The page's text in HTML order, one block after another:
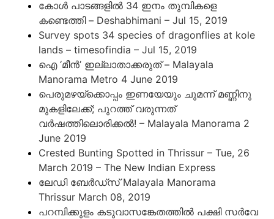
കോൾ പാടങ്ങളിൽ 34 ഇനം തുമ്പികളെ
കണ്ടെത്തി – Deshabhimani – Jul 15, 2019
Survey spots 34 species of dragonflies at kole
lands – timesofindia – Jul 15, 2019
ഐ ‘മീൻ’ ഇല്ലാതാക്കരുത് – Malayala
Manorama Metro 4 June 2019
പെരുമഴയ്ക്കൊപ്പം ഇണയേയും ചുമന്ന് മണ്ണിനു
മുകളിലേക്ക്; പുറത്ത് വരുന്നത്
വർഷത്തിലൊരിക്കൽ! – Malayala Manorama 2
June 2019
Crested Bunting Spotted in Thrissur – Tue, 26
March 2019 – The New Indian Express
ലേഡി ബേർഡ്സ് Malayala Manorama
Thrissur March 08, 2019
പറമ്പിക്കുളം കടുവാസങ്കേതത്തില്‍ പക്ഷി സര്‍വേ